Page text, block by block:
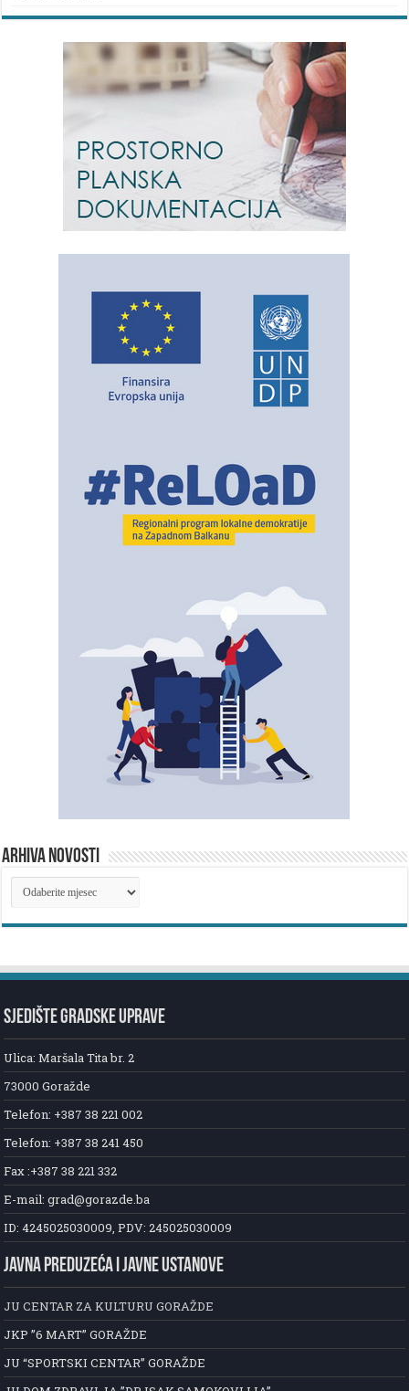
ARHIVA NOVOSTI
ARHIVA
NOVOSTI
SJEDIŠTE GRADSKE UPRAVE
Ulica: Maršala Tita br. 2
73000 Goražde
Telefon: +387 38 221 002
Telefon: +387 38 241 450
Fax :+387 38 221 332
E-mail: grad@gorazde.ba
ID: 4245025030009, PDV: 245025030009
JAVNA PREDUZEĆA I JAVNE USTANOVE
JU CENTAR ZA KULTURU GORAŽDE
JKP ”6 MART” GORAŽDE
JU “SPORTSKI CENTAR” GORAŽDE